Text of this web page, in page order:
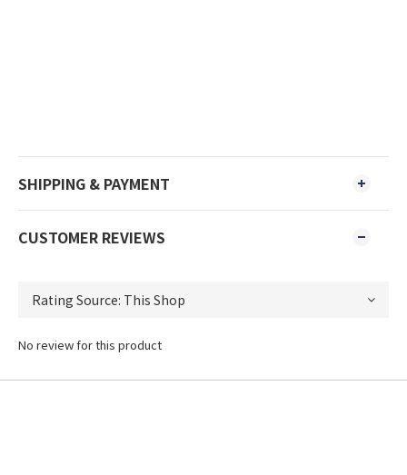
SHIPPING & PAYMENT
CUSTOMER REVIEWS
No review for this product